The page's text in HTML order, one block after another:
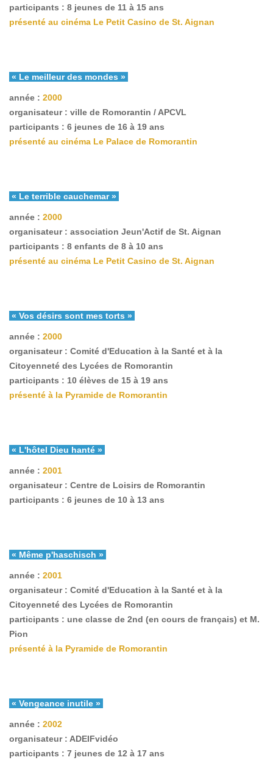
participants : 8 jeunes de 11 à 15 ans
présenté au cinéma Le Petit Casino de St. Aignan
« Le meilleur des mondes »
année : 2000
organisateur : ville de Romorantin / APCVL
participants : 6 jeunes de 16 à 19 ans
présenté au cinéma Le Palace de Romorantin
« Le terrible cauchemar »
année : 2000
organisateur : association Jeun'Actif de St. Aignan
participants : 8 enfants de 8 à 10 ans
présenté au cinéma Le Petit Casino de St. Aignan
« Vos désirs sont mes torts »
année : 2000
organisateur : Comité d'Education à la Santé et à la
Citoyenneté des Lycées de Romorantin
participants : 10 élèves de 15 à 19 ans
présenté à la Pyramide de Romorantin
« L'hôtel Dieu hanté »
année : 2001
organisateur : Centre de Loisirs de Romorantin
participants : 6 jeunes de 10 à 13 ans
« Même p'haschisch »
année : 2001
organisateur : Comité d'Education à la Santé et à la
Citoyenneté des Lycées de Romorantin
participants : une classe de 2nd (en cours de français) et M.
Pion
présenté à la Pyramide de Romorantin
« Vengeance inutile »
année : 2002
organisateur : ADEIFvidéo
participants : 7 jeunes de 12 à 17 ans